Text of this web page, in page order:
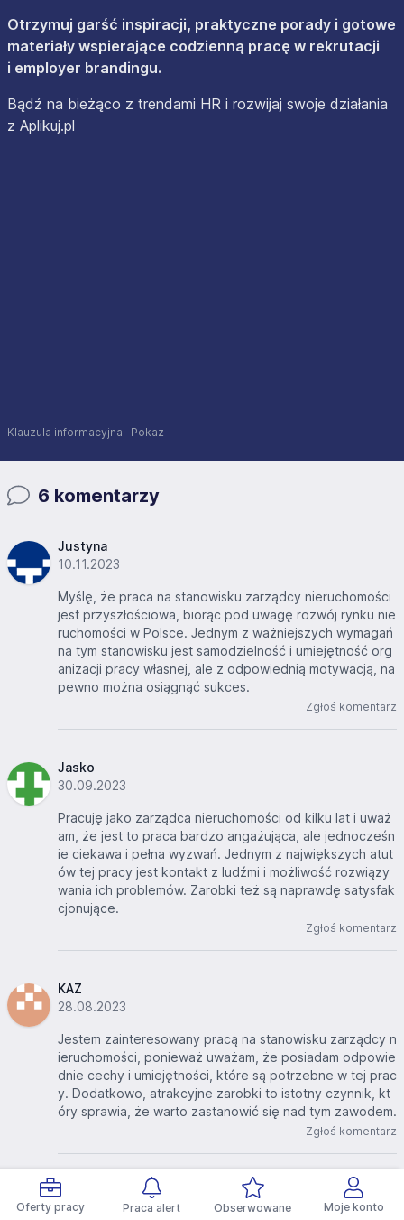
Oferty pracy Praca alert Obserwowane Moje konto
Otrzymuj garść inspiracji, praktyczne porady i gotowe
materiały wspierające codzienną pracę w rekrutacji
i employer brandingu.
Bądź na bieżąco z trendami HR i rozwijaj swoje działania
z Aplikuj.pl
Klauzula informacyjna Pokaż
6 komentarzy
Justyna
10.11.2023
Myślę, że praca na stanowisku zarządcy nieruchomości
jest przyszłościowa, biorąc pod uwagę rozwój rynku nie
ruchomości w Polsce. Jednym z ważniejszych wymagań
na tym stanowisku jest samodzielność i umiejętność org
anizacji pracy własnej, ale z odpowiednią motywacją, na
pewno można osiągnąć sukces.
Zgłoś komentarz
Jasko
30.09.2023
Pracuję jako zarządca nieruchomości od kilku lat i uważ
am, że jest to praca bardzo angażująca, ale jednocześn
ie ciekawa i pełna wyzwań. Jednym z największych atut
ów tej pracy jest kontakt z ludźmi i możliwość rozwiązy
wania ich problemów. Zarobki też są naprawdę satysfak
cjonujące.
Zgłoś komentarz
KAZ
28.08.2023
Jestem zainteresowany pracą na stanowisku zarządcy n
ieruchomości, ponieważ uważam, że posiadam odpowie
dnie cechy i umiejętności, które są potrzebne w tej prac
y. Dodatkowo, atrakcyjne zarobki to istotny czynnik, kt
óry sprawia, że warto zastanowić się nad tym zawodem.
Zgłoś komentarz
sandra
30.07.2023